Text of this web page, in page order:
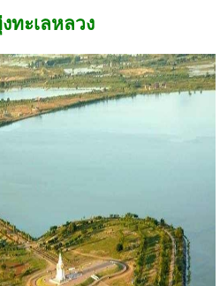
ทะเลหลวง